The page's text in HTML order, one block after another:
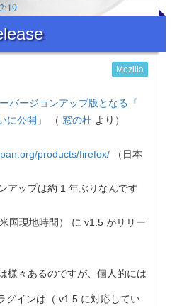
Mozilla
バージョンアップ版となる『
に公開」
（ 窓の杜 より）
products/firefox/ （日本
アップは約 1 年ぶりなんです
国現地時間） に v1.5 がリリー
様々あるのですが、個人的には
グインは（ v1.5 に対応してい